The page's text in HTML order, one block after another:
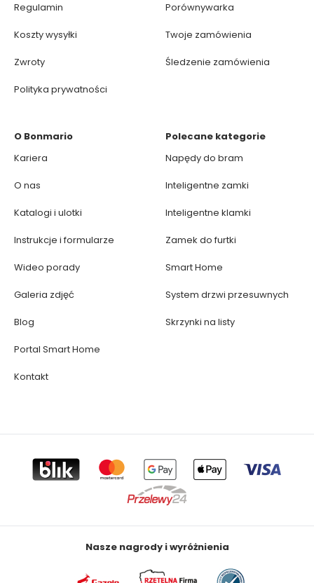
Regulamin
Koszty wysyłki
Zwroty
Polityka prywatności
Porównywarka
Twoje zamówienia
Śledzenie zamówienia
O Bonmario
Kariera
O nas
Katalogi i ulotki
Instrukcje i formularze
Wideo porady
Galeria zdjęć
Blog
Portal Smart Home
Kontakt
Polecane kategorie
Napędy do bram
Inteligentne zamki
Inteligentne klamki
Zamek do furtki
Smart Home
System drzwi przesuwnych
Skrzynki na listy
Nasze nagrody i wyróżnienia